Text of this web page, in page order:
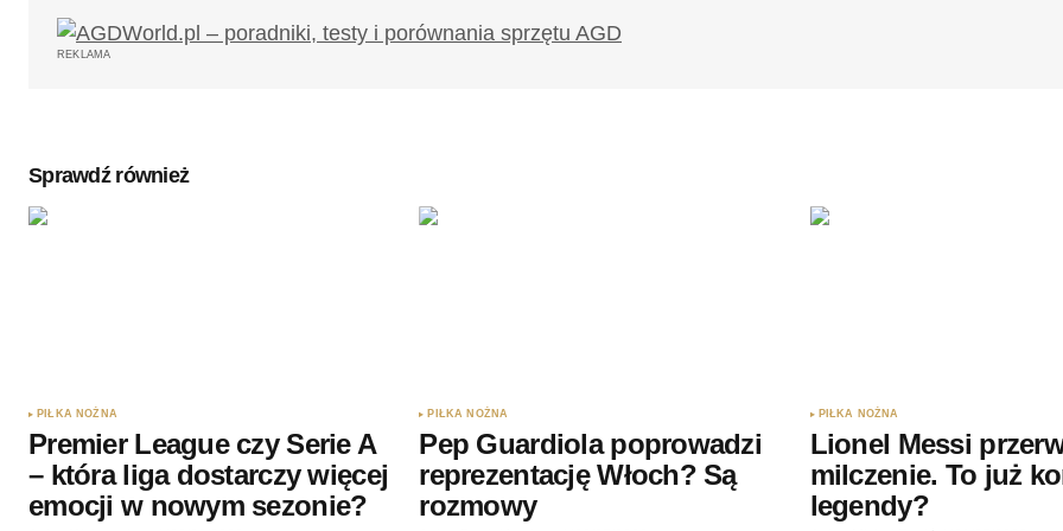
REKLAMA
Sprawdź również
PIŁKA NOŻNA
Premier League czy Serie A
– która liga dostarczy więcej
emocji w nowym sezonie?
PIŁKA NOŻNA
Pep Guardiola poprowadzi
reprezentację Włoch? Są
rozmowy
PIŁKA NOŻNA
Lionel Messi
milczenie. To już
legendy?